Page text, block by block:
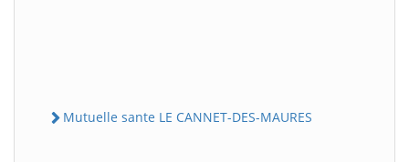
Mutuelle sante LE CANNET-DES-MAURES